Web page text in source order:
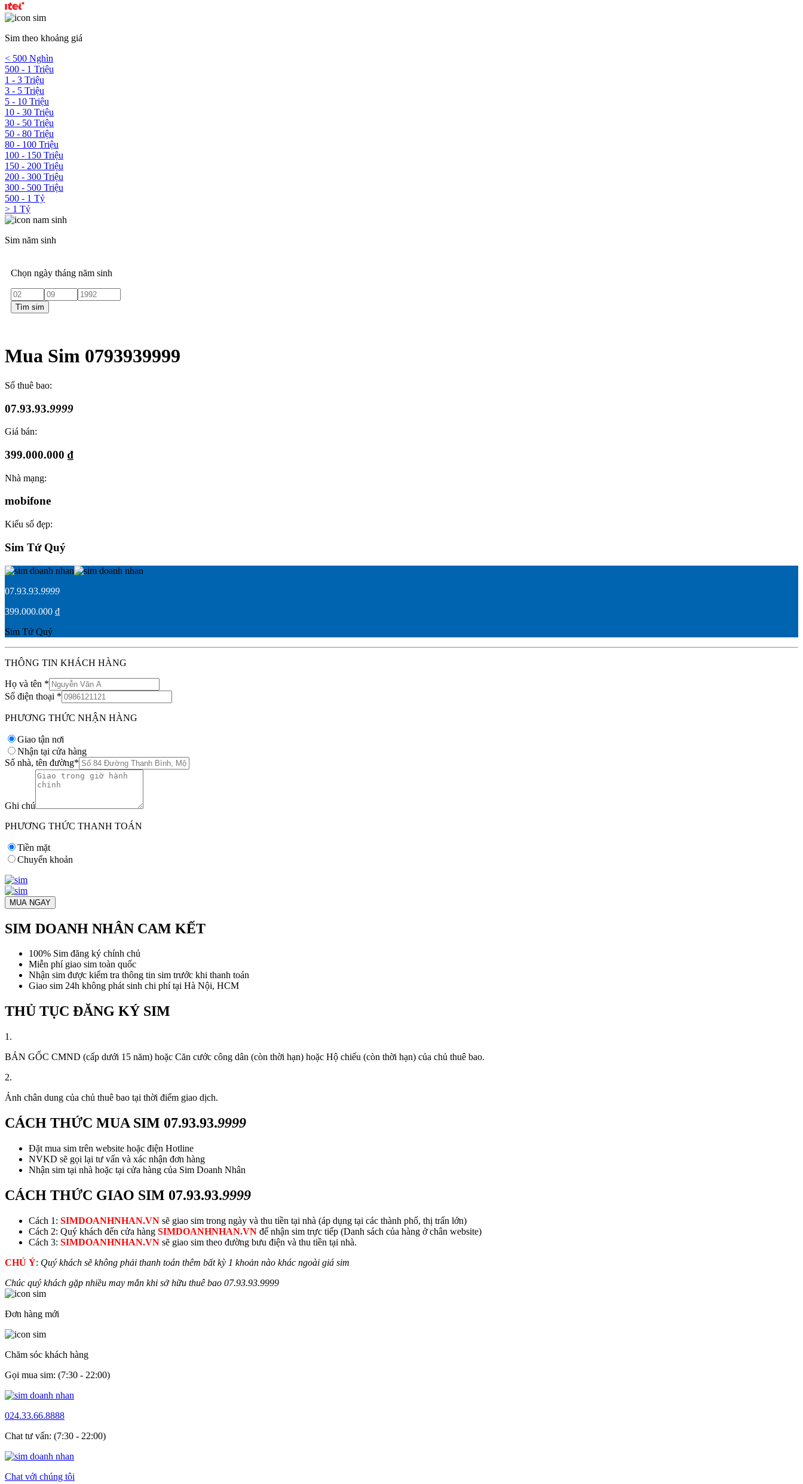
Sim theo khoảng giá
< 500 Nghìn
500 - 1 Triệu
1 - 3 Triệu
3 - 5 Triệu
5 - 10 Triệu
10 - 30 Triệu
30 - 50 Triệu
50 - 80 Triệu
80 - 100 Triệu
100 - 150 Triệu
150 - 200 Triệu
200 - 300 Triệu
300 - 500 Triệu
500 - 1 Tỷ
> 1 Tỷ
Sim năm sinh
Chọn ngày tháng năm sinh
Tìm sim
Mua Sim 0793939999
Số thuê bao:
07.93.93.9999
Giá bán:
399.000.000 ₫
Nhà mạng:
mobifone
Kiểu số đẹp:
Sim Tứ Quý
07.93.93.9999
399.000.000 ₫
Sim Tứ Quý
THÔNG TIN KHÁCH HÀNG
Họ và tên *
Số điện thoại *
PHƯƠNG THỨC NHẬN HÀNG
Giao tận nơi
Nhận tại cửa hàng
Số nhà, tên đường*
Ghi chú
PHƯƠNG THỨC THANH TOÁN
Tiền mặt
Chuyển khoản
MUA NGAY
SIM DOANH NHÂN CAM KẾT
100% Sim đăng ký chính chủ
Miễn phí giao sim toàn quốc
Nhận sim được kiểm tra thông tin sim trước khi thanh toán
Giao sim 24h không phát sinh chi phí tại Hà Nội, HCM
THỦ TỤC ĐĂNG KÝ SIM
1.
BẢN GỐC CMND (cấp dưới 15 năm) hoặc Căn cước công dân (còn thời hạn) hoặc Hộ chiếu (còn thời hạn) của chủ thuê bao.
2.
Ảnh chân dung của chủ thuê bao tại thời điểm giao dịch.
CÁCH THỨC MUA SIM 07.93.93.9999
Đặt mua sim trên website hoặc điện Hotline
NVKD sẽ gọi lại tư vấn và xác nhận đơn hàng
Nhận sim tại nhà hoặc tại cửa hàng của Sim Doanh Nhân
CÁCH THỨC GIAO SIM 07.93.93.9999
Cách 1: SIMDOANHNHAN.VN sẽ giao sim trong ngày và thu tiền tại nhà (áp dụng tại các thành phố, thị trấn lớn)
Cách 2: Quý khách đến cửa hàng SIMDOANHNHAN.VN để nhận sim trực tiếp (Danh sách của hàng ở chân website)
Cách 3: SIMDOANHNHAN.VN sẽ giao sim theo đường bưu điện và thu tiền tại nhà.
CHÚ Ý: Quý khách sẽ không phải thanh toán thêm bất kỳ 1 khoản nào khác ngoài giá sim
Chúc quý khách gặp nhiều may mắn khi sở hữu thuê bao 07.93.93.9999
Đơn hàng mới
Chăm sóc khách hàng
Gọi mua sim: (7:30 - 22:00)
024.33.66.8888
Chat tư vấn: (7:30 - 22:00)
Chat với chúng tôi